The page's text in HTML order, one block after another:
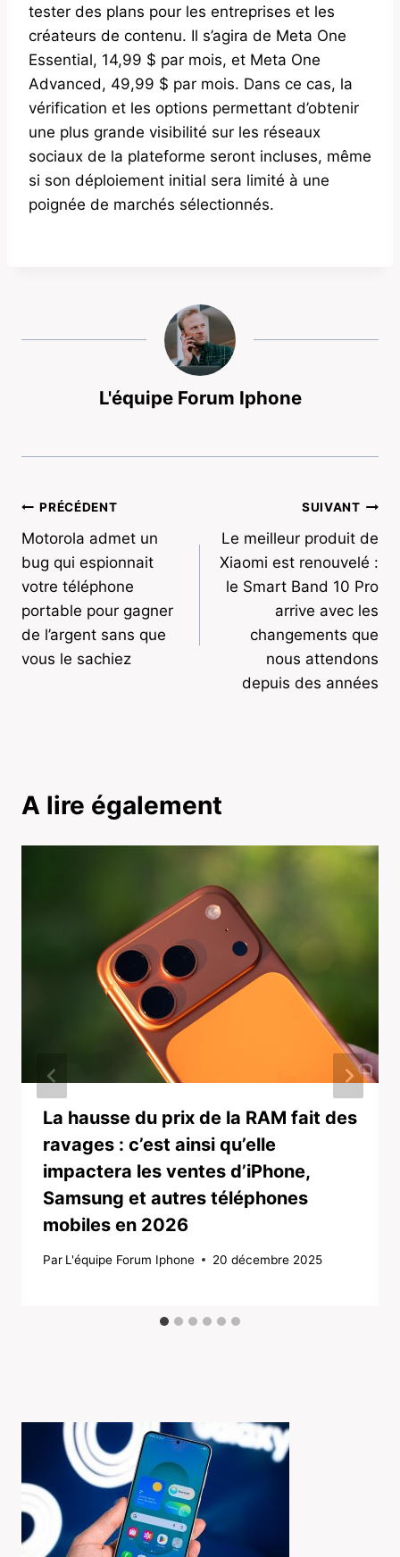
tester des plans pour les entreprises et les
créateurs de contenu. Il s’agira de Meta One
Essential, 14,99 $ par mois, et Meta One
Advanced, 49,99 $ par mois. Dans ce cas, la
vérification et les options permettant d’obtenir
une plus grande visibilité sur les réseaux
sociaux de la plateforme seront incluses, même
si son déploiement initial sera limité à une
poignée de marchés sélectionnés.
L'équipe Forum Iphone
Navigation
de
l’article
PRÉCÉDENT
Motorola admet un
bug qui espionnait
votre téléphone
portable pour gagner
de l’argent sans que
vous le sachiez
SUIVANT
Le meilleur produit de
Xiaomi est renouvelé :
le Smart Band 10 Pro
arrive avec les
changements que
nous attendons
depuis des années
A lire également
La hausse du prix de la RAM fait des
ravages : c’est ainsi qu’elle
impactera les ventes d’iPhone,
Samsung et autres téléphones
mobiles en 2026
Par L'équipe Forum Iphone 20 décembre 2025